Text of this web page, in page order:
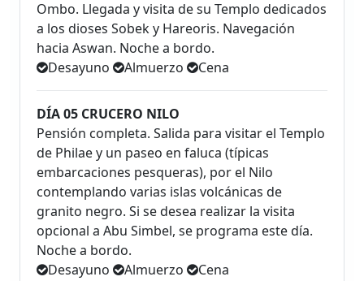
Ombo. Llegada y visita de su Templo dedicados
a los dioses Sobek y Hareoris. Navegación
hacia Aswan. Noche a bordo.
Desayuno
Almuerzo Cena
DÍA 05 CRUCERO NILO
Pensión completa. Salida para visitar el Templo
de Philae y un paseo en faluca (típicas
embarcaciones pesqueras), por el Nilo
contemplando varias islas volcánicas de
granito negro. Si se desea realizar la visita
opcional a Abu Simbel, se programa este día.
Noche a bordo.
Desayuno
Almuerzo Cena